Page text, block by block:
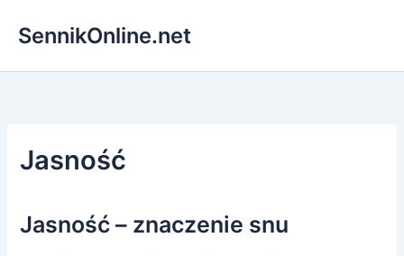
SennikOnline.net
Jasność
Jasność – znaczenie snu